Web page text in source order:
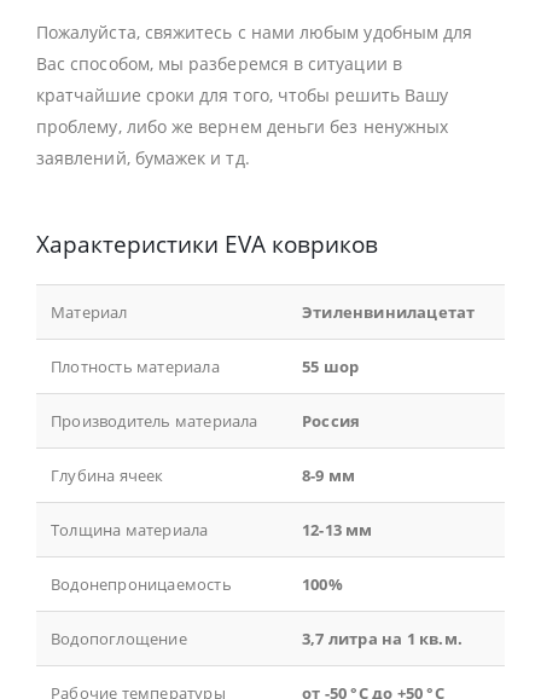
Пожалуйста, свяжитесь с нами любым удобным для
Вас способом, мы разберемся в ситуации в
кратчайшие сроки для того, чтобы решить Вашу
проблему, либо же вернем деньги без ненужных
заявлений, бумажек и тд.
Характеристики EVA ковриков
Материал Этиленвинилацетат
Плотность материала 55 шор
Производитель материала Россия
Глубина ячеек 8-9 мм
Толщина материала 12-13 мм
Водонепроницаемость 100%
Водопоглощение 3,7 литра на 1 кв.м.
Рабочие температуры от -50 °С до +50 °С